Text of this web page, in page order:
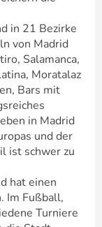
in 21 Bezirke
von Madrid
Salamanca,
Moratalaz
Bars mit
in Madrid
und der
ist schwer zu
hat einen
Im Fußball,
Turniere